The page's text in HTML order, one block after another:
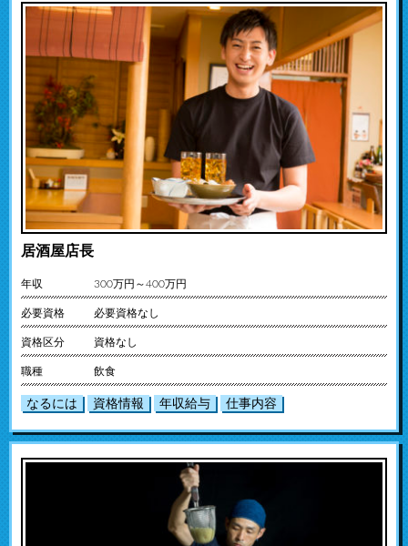
居酒屋店長
年収 300万円～400万円
必要資格 必要資格なし
資格区分 資格なし
職種 飲食
なるには 資格情報 年収給与 仕事内容